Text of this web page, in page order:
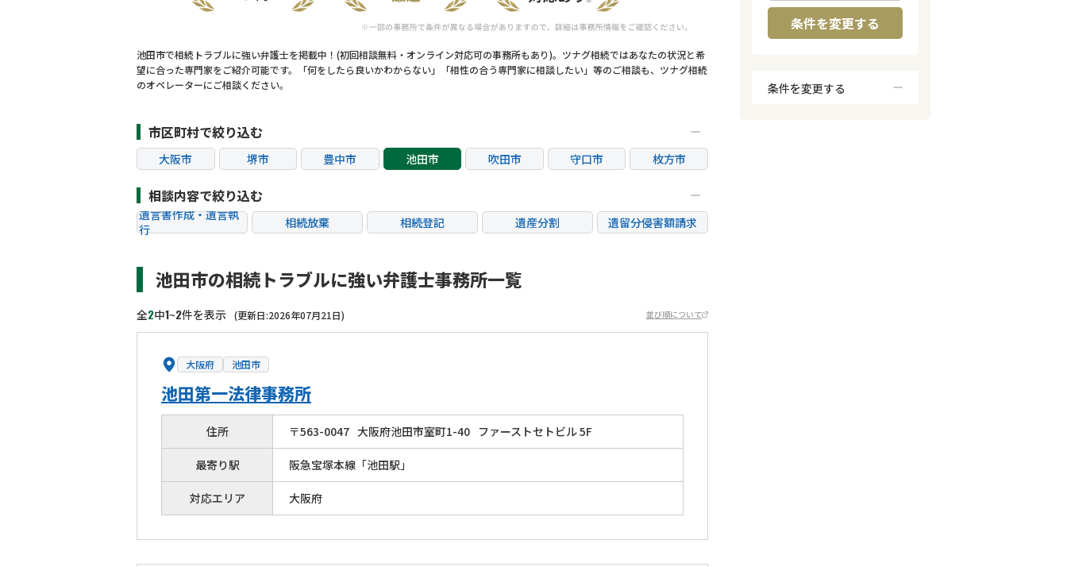
池田市で相続トラブルに強い弁護士を掲載中！(初回相談無料・オンライン対応可の事務所もあり)。ツナグ相続ではあなたの状況と希
望に合った専門家をご紹介可能です。「何をしたら良いかわからない」「相性の合う専門家に相談したい」等のご相談も、ツナグ相続
のオペレーターにご相談ください。
市区町村で絞り込む
大阪市 堺市 豊中市 池田市 吹田市 守口市
枚方市
相談内容で絞り込む
遺言書作成・遺言執
行
相続放棄 相続登記 遺産分割
遺留分侵害額請求
贈与税
生前対策 相続人調査 相続財産調査
池田市の相続トラブルに強い弁護士事務所一覧
全2中1~2件を表示 (更新日:2026年07月21日) 並び順について
大阪府 池田市
池田第一法律事務所
住所 〒563-0047 大阪府池田市室町1-40 ファーストセトビル 5F
最寄り駅 阪急宝塚本線「池田駅」
対応エリア 大阪府
条件を変更する
条件を変更する